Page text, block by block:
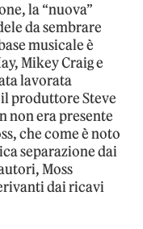
la “nuova”
da sembrare
musicale è
Mikey Craig e
lavorata
produttore Steve
non era presente
che come è noto
separazione dai
Moss
dai ricavi